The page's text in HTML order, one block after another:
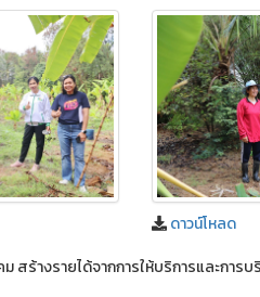
ดาวน์โหลด
ร้างรายได้จากการให้บริการและการ